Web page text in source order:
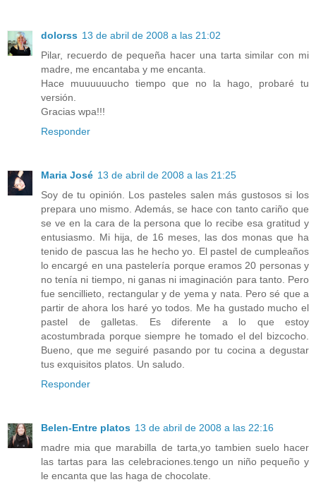
dolorss 13 de abril de 2008 a las 21:02
Pilar, recuerdo de pequeña hacer una tarta similar con mi
madre, me encantaba y me encanta.
Hace muuuuuucho tiempo que no la hago, probaré tu
versión.
Gracias wpa!!!
Responder
Maria José 13 de abril de 2008 a las 21:25
Soy de tu opinión. Los pasteles salen más gustosos si los
prepara uno mismo. Además, se hace con tanto cariño que
se ve en la cara de la persona que lo recibe esa gratitud y
entusiasmo. Mi hija, de 16 meses, las dos monas que ha
tenido de pascua las he hecho yo. El pastel de cumpleaños
lo encargé en una pastelería porque eramos 20 personas y
no tenía ni tiempo, ni ganas ni imaginación para tanto. Pero
fue sencillieto, rectangular y de yema y nata. Pero sé que a
partir de ahora los haré yo todos. Me ha gustado mucho el
pastel de galletas. Es diferente a lo que estoy
acostumbrada porque siempre he tomado el del bizcocho.
Bueno, que me seguiré pasando por tu cocina a degustar
tus exquisitos platos. Un saludo.
Responder
Belen-Entre platos 13 de abril de 2008 a las 22:16
madre mia que marabilla de tarta,yo tambien suelo hacer
las tartas para las celebraciones.tengo un niño pequeño y
le encanta que las haga de chocolate.